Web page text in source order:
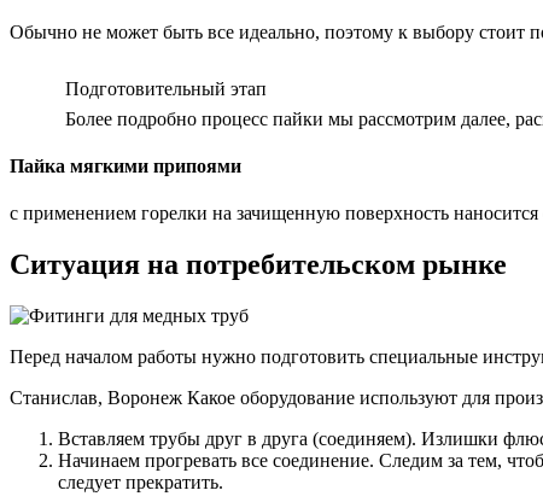
Обычно не может быть все идеально, поэтому к выбору стоит
Подготовительный этап
Более подробно процесс пайки мы рассмотрим далее,
Пайка мягкими припоями
с применением горелки на зачищенную поверхность наносится
Ситуация на потребительском рынке
Перед началом работы нужно подготовить специальные
Станислав, Воронеж Какое оборудование используют для
Вставляем трубы друг в друга (соединяем). Излишки
Начинаем прогревать все соединение. Следим за тем,
следует прекратить.